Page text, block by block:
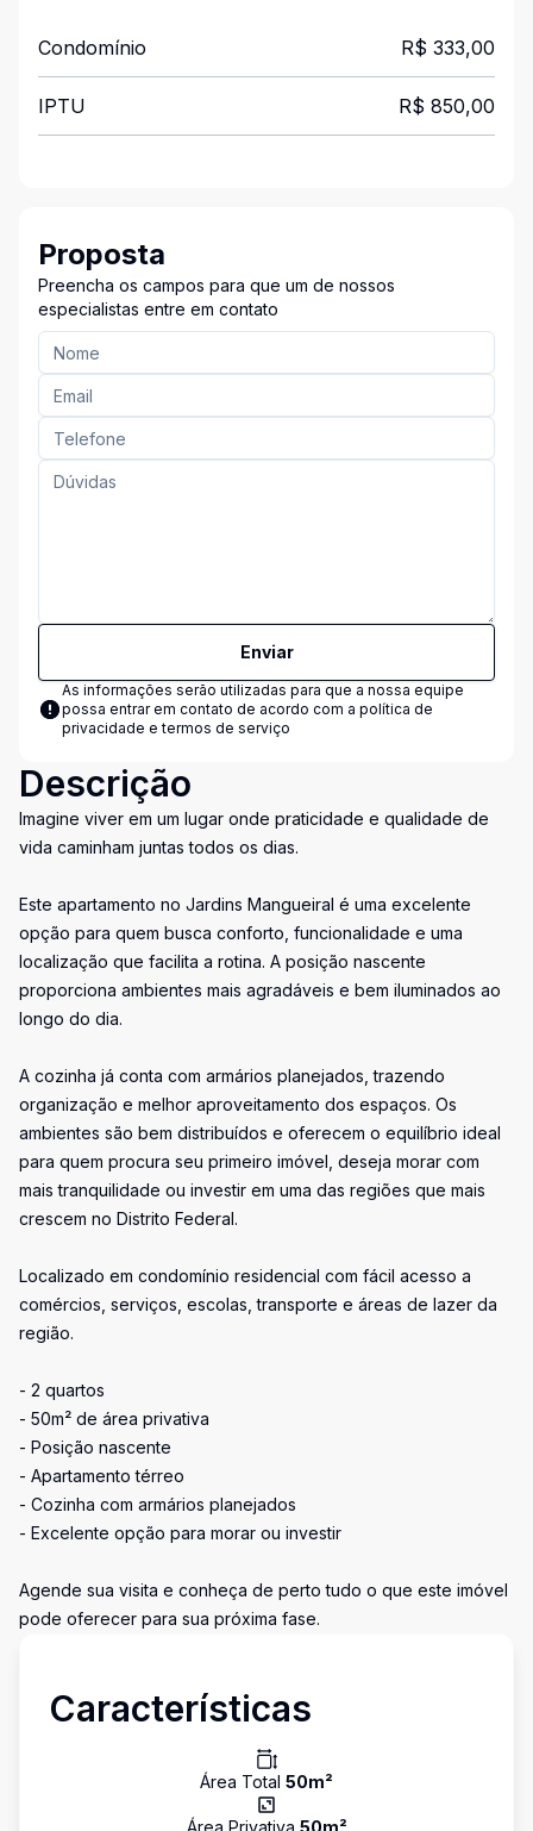
Condomínio R$ 333,00
IPTU R$ 850,00
Proposta
Preencha os campos para que um de nossos
especialistas entre em contato
Enviar
As informações serão utilizadas para que a nossa equipe
possa entrar em contato de acordo com a política de
privacidade e termos de serviço
Descrição
Imagine viver em um lugar onde praticidade e qualidade de
vida caminham juntas todos os dias.
Este apartamento no Jardins Mangueiral é uma excelente
opção para quem busca conforto, funcionalidade e uma
localização que facilita a rotina. A posição nascente
proporciona ambientes mais agradáveis e bem iluminados ao
longo do dia.
A cozinha já conta com armários planejados, trazendo
organização e melhor aproveitamento dos espaços. Os
ambientes são bem distribuídos e oferecem o equilíbrio ideal
para quem procura seu primeiro imóvel, deseja morar com
mais tranquilidade ou investir em uma das regiões que mais
crescem no Distrito Federal.
Localizado em condomínio residencial com fácil acesso a
comércios, serviços, escolas, transporte e áreas de lazer da
região.
- 2 quartos
- 50m² de área privativa
- Posição nascente
- Apartamento térreo
- Cozinha com armários planejados
- Excelente opção para morar ou investir
Agende sua visita e conheça de perto tudo o que este imóvel
pode oferecer para sua próxima fase.
Características
Área Total 50m²
Área Privativa 50m²